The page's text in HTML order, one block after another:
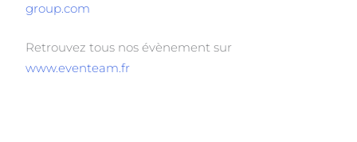
group.com
Retrouvez tous nos évènement sur
www.eventeam.fr